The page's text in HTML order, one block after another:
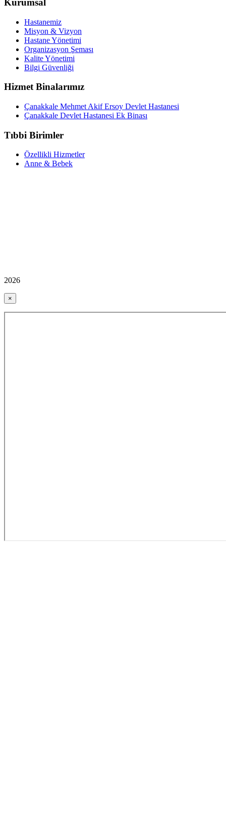
Kurumsal
Hastanemiz
Misyon & Vizyon
Hastane Yönetimi
Organizasyon Şeması
Kalite Yönetimi
Bilgi Güvenliği
Hizmet Binalarımız
Çanakkale Mehmet Akif Ersoy Devlet Hastanesi
Çanakkale Devlet Hastanesi Ek Binası
Tıbbi Birimler
Özellikli Hizmetler
Anne & Bebek
2026
×